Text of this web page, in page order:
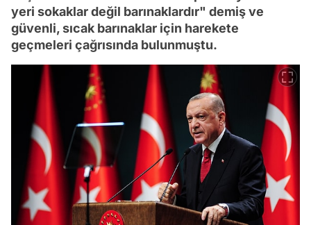
yeri sokaklar değil barınaklardır" demiş ve
güvenli, sıcak barınaklar için harekete
geçmeleri çağrısında bulunmuştu.